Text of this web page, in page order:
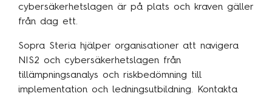
cybersäkerhetslagen är på plats och kraven gäller
från dag ett.
Sopra Steria hjälper organisationer att navigera
NIS2 och cybersäkerhetslagen från
tillämpningsanalys och riskbedömning till
implementation och ledningsutbildning. Kontakta